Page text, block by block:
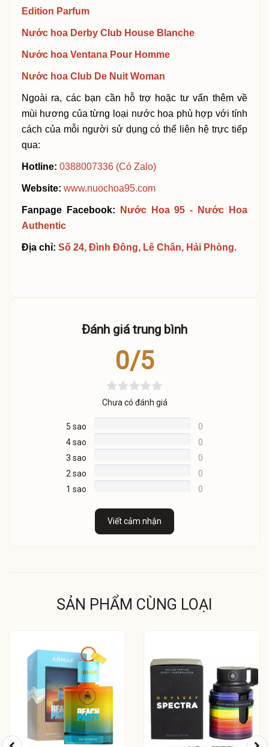
Edition Parfum
Nước hoa Derby Club House Blanche
Nước hoa Ventana Pour Homme
Nước hoa Club De Nuit Woman
Ngoài ra, các bạn cần hỗ trợ hoặc tư vấn thêm về
mùi hương của từng loại nước hoa phù hợp với tính
cách của mỗi người sử dụng có thể liên hệ trực tiếp
qua:
Hotline: 0388007336 (Có Zalo)
Website: www.nuochoa95.com
Fanpage Facebook:
Nước Hoa 95 - Nước Hoa
Authentic
Địa chỉ: Số 24, Đình Đông, Lê Chân, Hải Phòng.
Đánh giá trung bình
0/5
Chưa có đánh giá
5 sao
0
4 sao
0
3 sao
0
2 sao
0
1 sao
0
Viết cảm nhận
SẢN PHẨM CÙNG LOẠI